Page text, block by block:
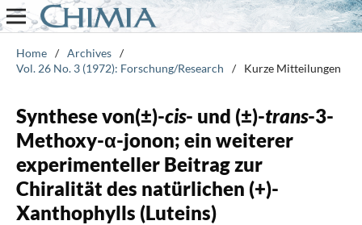
Home / Archives /
Vol. 26 No. 3 (1972): Forschung/Research
/ Kurze Mitteilungen
Synthese von(±)-cis- und (±)-trans-3-
Methoxy-α-jonon; ein weiterer
experimenteller Beitrag zur
Chiralität des natürlichen (+)-
Xanthophylls (Luteins)